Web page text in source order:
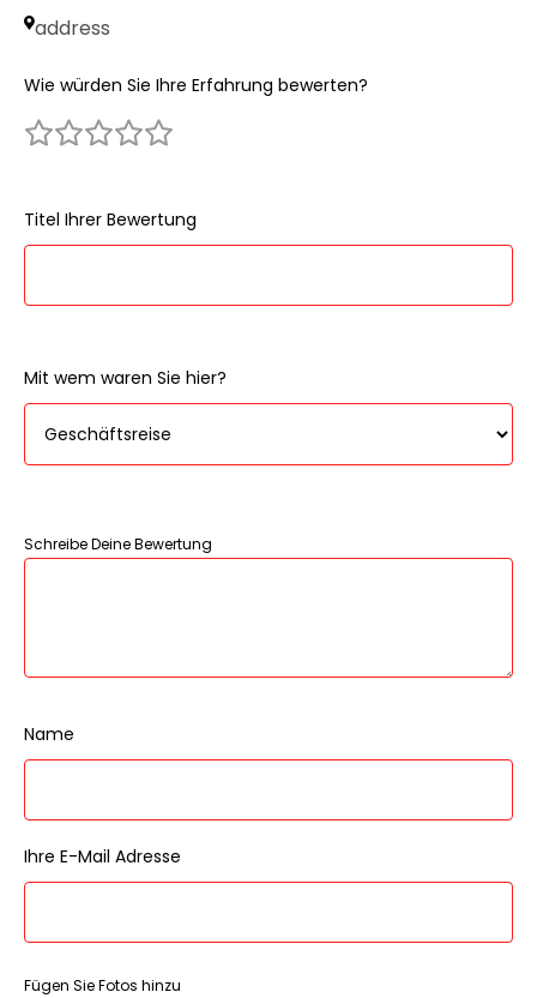
address
Wie würden Sie Ihre Erfahrung bewerten?
Titel Ihrer Bewertung
Mit wem waren Sie hier?
Schreibe Deine Bewertung
Name
Ihre E-Mail Adresse
Fügen Sie Fotos hinzu